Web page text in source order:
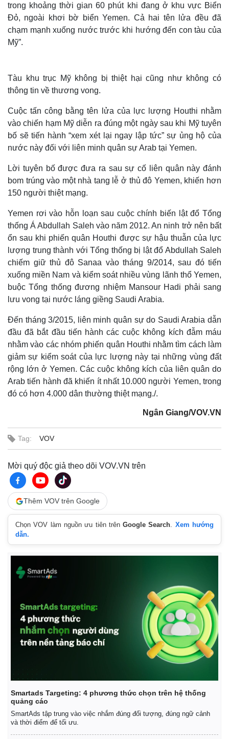
Thế giới
Quan sát
Cuộc sống đó đây
Hồ sơ
Multimedia
trong khoảng thời gian 60 phút khi đang ở khu vực Biển
Đỏ, ngoài khơi bờ biển Yemen. Cả hai tên lửa đều đã
chạm mạnh xuống nước trước khi hướng đến con tàu của
Mỹ”.
Tàu khu trục Mỹ không bị thiệt hại cũng như không có
thông tin về thương vong.
Cuộc tấn công bằng tên lửa của lực lượng Houthi nhằm
vào chiến hạm Mỹ diễn ra đúng một ngày sau khi Mỹ tuyên
bố sẽ tiến hành “xem xét lại ngay lập tức” sự ủng hộ của
nước này đối với liên minh quân sự Arab tại Yemen.
Lời tuyên bố được đưa ra sau sự cố liên quân này đánh
bom trúng vào một nhà tang lễ ở thủ đô Yemen, khiến hơn
150 người thiệt mạng.
Yemen rơi vào hỗn loạn sau cuộc chính biến lật đổ Tổng
thống Á Abdullah Saleh vào năm 2012. An ninh trở nên bất
ổn sau khi phiến quân Houthi được sự hậu thuẫn của lực
lượng trung thành với Tổng thống bị lật đổ Abdullah Saleh
chiếm giữ thủ đô Sanaa vào tháng 9/2014, sau đó tiến
xuống miền Nam và kiểm soát nhiều vùng lãnh thổ Yemen,
buộc Tổng thống đương nhiệm Mansour Hadi phải sang
lưu vong tại nước láng giềng Saudi Arabia.
Đến tháng 3/2015, liên minh quân sự do Saudi Arabia dẫn
đầu đã bắt đầu tiến hành các cuộc không kích đẫm máu
nhằm vào các nhóm phiến quân Houthi nhằm tìm cách làm
giảm sự kiểm soát của lực lượng này tại những vùng đất
rộng lớn ở Yemen. Các cuộc không kích của liên quân do
Arab tiến hành đã khiến ít nhất 10.000 người Yemen, trong
đó có hơn 4.000 dân thường thiệt mạng./.
Ngân Giang/VOV.VN
Tag: VOV
Mời quý độc giả theo dõi VOV.VN trên
Thêm VOV trên Google
Chọn VOV làm nguồn ưu tiên trênGoogle Search. Xem hướng
dẫn.
Smartads Targeting: 4 phương thức chọn trên hệ thống
quảng cáo
SmartAds tập trung vào việc nhắm đúng đối tượng, đúng ngữ cảnh
và thời điểm để tối ưu.